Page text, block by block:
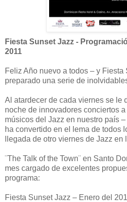
Fiesta Sunset Jazz -
2011
Feliz Año nuevo a todos – y
preparado una serie de
Al atardecer de cada viernes se le
noche de innovadores conciertos
músicos del Jazz en nuestro país
ha convertido en el lema de todos
llegada de otro viernes de Jazz en
¨The Talk of the Town¨ en Santo
mes cargado de excelentes
programa:
Fiesta Sunset Jazz – Enero del